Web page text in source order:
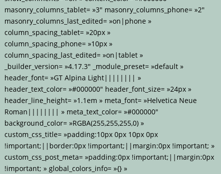
masonry_columns_tablet= »3″ masonry_columns_phone= »2″
masonry_columns_last_edited= »on|phone »
column_spacing_tablet= »20px »
column_spacing_phone= »10px »
column_spacing_last_edited= »on|tablet »
_builder_version= »4.17.3″ _module_preset= »default »
header_font= »GT Alpina Light|||||||| »
header_text_color= »#000000″ header_font_size= »24px »
header_line_height= »1.1em » meta_font= »Helvetica Neue
Roman|||||||| » meta_text_color= »#000000″
background_color= »RGBA(255,255,255,0) »
custom_css_title= »padding:10px 0px 10px 0px
!important;||border:0px !important;||margin:0px !important; »
custom_css_post_meta= »padding:0px !important;||margin:0px
!important; » global_colors_info= »{} »